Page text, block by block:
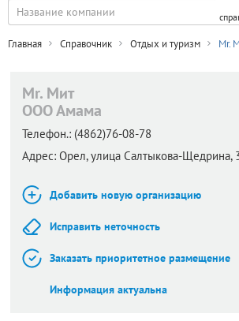
Главная Справочник Отдых и туризм Mr.
Mr. Мит
ООО Амама
Телефон.: (4862)76-08-78
Адрес: Орел,улица Салтыкова-Щедрина,
Добавить новую организацию
Исправить неточность
Заказать приоритетное размещение
Информация актуальна